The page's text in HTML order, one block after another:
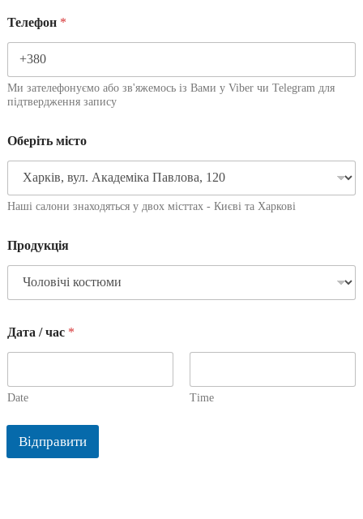
Телефон *
Ми зателефонуємо або зв'яжемось із Вами у Viber чи Telegram для
підтвердження запису
Оберіть місто
Наші салони знаходяться у двох місттах - Києві та Харкові
Продукція
Дата / час *
Date Time
Відправити